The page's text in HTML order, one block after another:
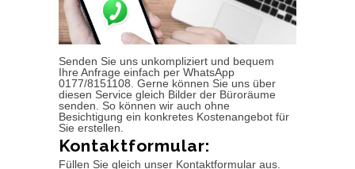
Senden Sie uns unkompliziert und bequem
Ihre Anfrage einfach per WhatsApp
0177/8151108. Gerne können Sie uns über
diesen Service gleich Bilder der Büroräume
senden. So können wir auch ohne
Besichtigung ein konkretes Kostenangebot für
Sie erstellen.
Kontaktformular:
Füllen Sie gleich unser Kontaktformular aus.